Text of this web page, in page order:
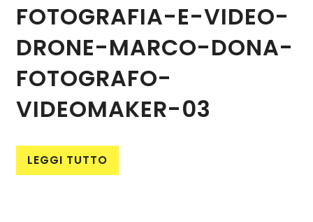
FOTOGRAFIA-E-VIDEO-
DRONE-MARCO-DONA-
FOTOGRAFO-
VIDEOMAKER-03
LEGGI TUTTO